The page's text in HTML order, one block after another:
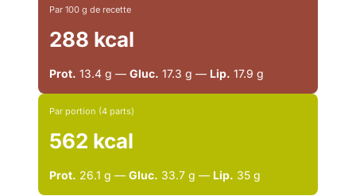
Par 100 g de recette
288 kcal
Prot. 13.4 g — Gluc. 17.3 g — Lip. 17.9 g
Par portion (4 parts)
562 kcal
Prot. 26.1 g — Gluc. 33.7 g — Lip. 35 g